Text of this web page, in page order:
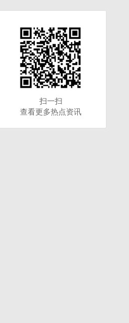
扫一扫
查看更多热点资讯
扫一扫
查看更多热点资讯